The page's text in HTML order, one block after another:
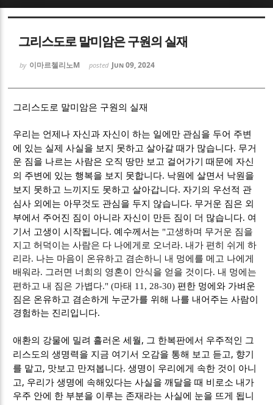
그리스도로 말미암은 구원의 실재
by 이마르첼리노M posted Jun 09, 2024
그리스도로 말미암은 구원의 실재
우리는 언제나 자신과 자신이 하는 일에만 관심을 두어 주변
에 있는 실제 사실을 보지 못하고 살아갈 때가 많습니다. 무거
운 짐을 나르는 사람은 오직 땅만 보고 걸어가기 때문에 자신
의 주변에 있는 행복을 보지 못합니다. 낙원에 살면서 낙원을
보지 못하고 느끼지도 못하고 살아갑니다. 자기의 우선적 관
심사 외에는 아무것도 관심을 두지 않습니다. 무거운 짐은 외
부에서 주어진 짐이 아니라 자신이 만든 짐이 더 많습니다. 여
기서 고생이 시작됩니다.예수께서는 "고생하며 무거운 짐을
지고 허덕이는 사람은 다 나에게로 오너라. 내가 편히 쉬게 하
리라. 나는 마음이 온유하고 겸손하니 내 멍에를 메고 나에게
배워라. 그러면 너희의 영혼이 안식을 얻을 것이다. 내 멍에는
편하고 내 짐은 가볍다." (마태 11, 28-30) 편한 멍에와 가벼운
짐은 온유하고 겸손하게 누군가를 위해 나를 내어주는 사람이
경험하는 진리입니다.
애환의 강물에 밀려 흘러온 세월, 그 한복판에서 우주적인 그
리스도의 생명력을 지금 여기서 오감을 통해 보고 듣고, 향기
를 맡고, 맛보고 만져봅니다.생명이 우리에게 속한 것이 아니
고, 우리가 생명에 속해있다는 사실을 깨달을 때 비로소 내가
우주 안에 한 부분을 이루는 존재라는 사실에 눈을 뜨게 됩니
Sketchbook5, 스케치북5
Sketchbook5, 스케치북5
Sketchbook5, 스케치북5
Sketchbook5, 스케치북5